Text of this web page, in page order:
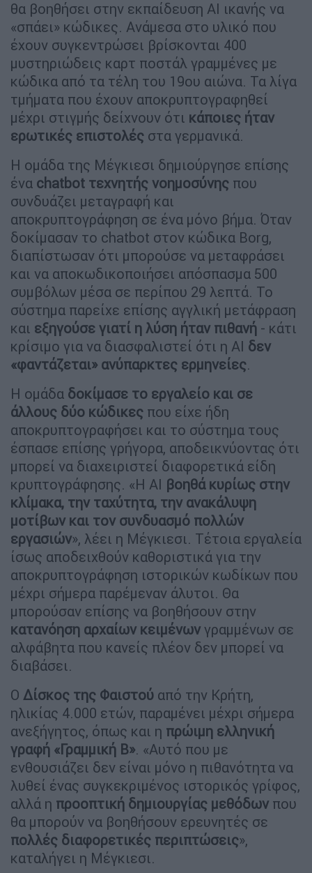
θα βοηθήσει στην εκπαίδευση AI ικανής να
«σπάει» κώδικες. Ανάμεσα στο υλικό που
έχουν συγκεντρώσει βρίσκονται 400
μυστηριώδεις καρτ ποστάλ γραμμένες με
κώδικα από τα τέλη του 19ου αιώνα. Τα λίγα
τμήματα που έχουν αποκρυπτογραφηθεί
μέχρι στιγμής δείχνουν ότι κάποιες ήταν
ερωτικές επιστολές στα γερμανικά.
Η ομάδα της Μέγκιεσι δημιούργησε επίσης
ένα chatbot τεχνητής νοημοσύνης που
συνδυάζει μεταγραφή και
αποκρυπτογράφηση σε ένα μόνο βήμα. Όταν
δοκίμασαν το chatbot στον κώδικα Borg,
διαπίστωσαν ότι μπορούσε να μεταφράσει
και να αποκωδικοποιήσει απόσπασμα 500
συμβόλων μέσα σε περίπου 29 λεπτά. Το
σύστημα παρείχε επίσης αγγλική μετάφραση
και εξηγούσε γιατί η λύση ήταν πιθανή - κάτι
κρίσιμο για να διασφαλιστεί ότι η AI δεν
«φαντάζεται» ανύπαρκτες ερμηνείες.
Η ομάδα δοκίμασε το εργαλείο και σε
άλλους δύο κώδικες που είχε ήδη
αποκρυπτογραφήσει και το σύστημα τους
έσπασε επίσης γρήγορα, αποδεικνύοντας ότι
μπορεί να διαχειριστεί διαφορετικά είδη
κρυπτογράφησης. «Η AI βοηθά κυρίως στην
κλίμακα, την ταχύτητα, την ανακάλυψη
μοτίβων και τον συνδυασμό πολλών
εργασιών», λέει η Μέγκιεσι. Τέτοια εργαλεία
ίσως αποδειχθούν καθοριστικά για την
αποκρυπτογράφηση ιστορικών κωδίκων που
μέχρι σήμερα παρέμεναν άλυτοι. Θα
μπορούσαν επίσης να βοηθήσουν στην
κατανόηση αρχαίων κειμένων γραμμένων σε
αλφάβητα που κανείς πλέον δεν μπορεί να
διαβάσει.
Ο Δίσκος της Φαιστού από την Κρήτη,
ηλικίας 4.000 ετών, παραμένει μέχρι σήμερα
ανεξήγητος, όπως και η πρώιμη ελληνική
γραφή «Γραμμική Β». «Αυτό που με
ενθουσιάζει δεν είναι μόνο η πιθανότητα να
λυθεί ένας συγκεκριμένος ιστορικός γρίφος,
αλλά η προοπτική δημιουργίας μεθόδων που
θα μπορούν να βοηθήσουν ερευνητές σε
πολλές διαφορετικές περιπτώσεις»,
καταλήγει η Μέγκιεσι.